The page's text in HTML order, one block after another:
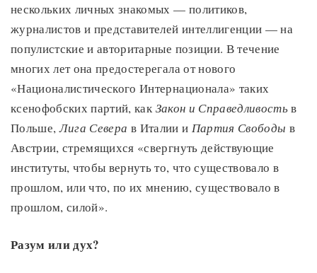
нескольких личных знакомых — политиков,
журналистов и представителей интеллигенции — на
популистские и авторитарные позиции. В течение
многих лет она предостерегала от нового
«Националистического Интернационала» таких
ксенофобских партий, какЗакон и Справедливостьв
Польше,Лига Севера в Италии и Партия Свободы в
Австрии, стремящихся «свергнуть действующие
институты, чтобы вернуть то, что существовало в
прошлом, или что, по их мнению, существовало в
прошлом, силой».
Разум или дух?